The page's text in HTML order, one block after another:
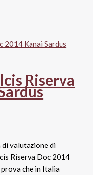
Riserva
di valutazione di
Riserva Doc 2014
prova che in Italia